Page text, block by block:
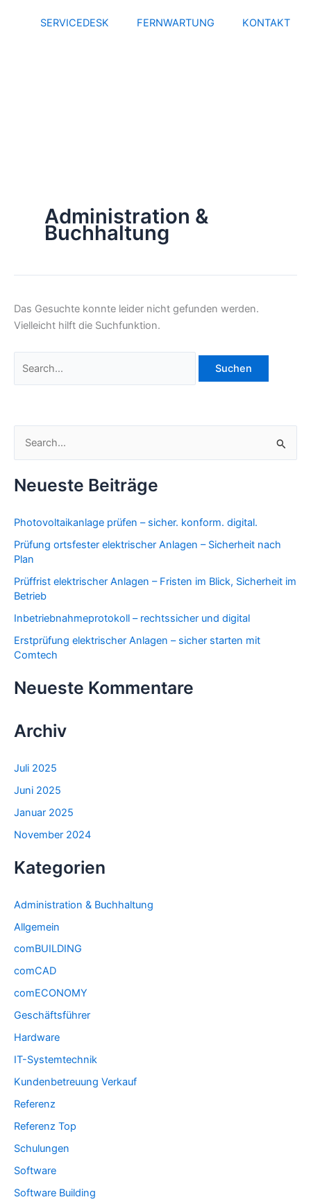
SERVICEDESK FERNWARTUNG KONTAKT
Administration &
Buchhaltung
Das Gesuchte konnte leider nicht gefunden werden.
Vielleicht hilft die Suchfunktion.
c
e
n
n
a
:
Neueste Beiträge
Photovoltaikanlage prüfen – sicher. konform. digital.
Prüfung ortsfester elektrischer Anlagen – Sicherheit nach
Plan
Prüffrist elektrischer Anlagen – Fristen im Blick, Sicherheit im
Betrieb
Inbetriebnahmeprotokoll – rechtssicher und digital
Erstprüfung elektrischer Anlagen – sicher starten mit
Comtech
Neueste Kommentare
Archiv
Juli 2025
Juni 2025
Januar 2025
November 2024
Kategorien
Administration & Buchhaltung
Allgemein
comBUILDING
comCAD
comECONOMY
Geschäftsführer
Hardware
IT-Systemtechnik
Kundenbetreuung Verkauf
Referenz
Referenz Top
Schulungen
Software
Software Building